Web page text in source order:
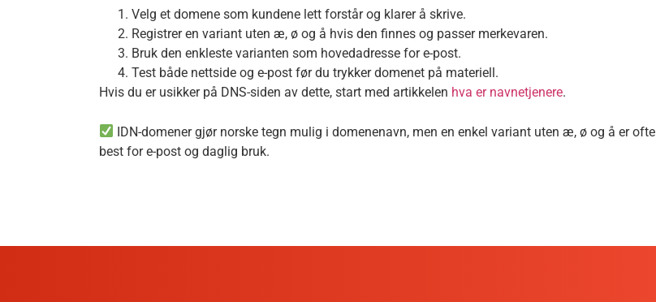
Velg et domene som kundene lett forstår og klarer å skrive.
Registrer en variant uten æ, ø og å hvis den finnes og passer merkevaren.
Bruk den enkleste varianten som hovedadresse for e-post.
Test både nettside og e-post før du trykker domenet på materiell.
Hvis du er usikker på DNS-siden av dette, start med artikkelen hva er navnetjenere.
IDN-domener gjør norske tegn mulig i domenenavn, men en enkel variant uten æ, ø og å er ofte
best for e-post og daglig bruk.